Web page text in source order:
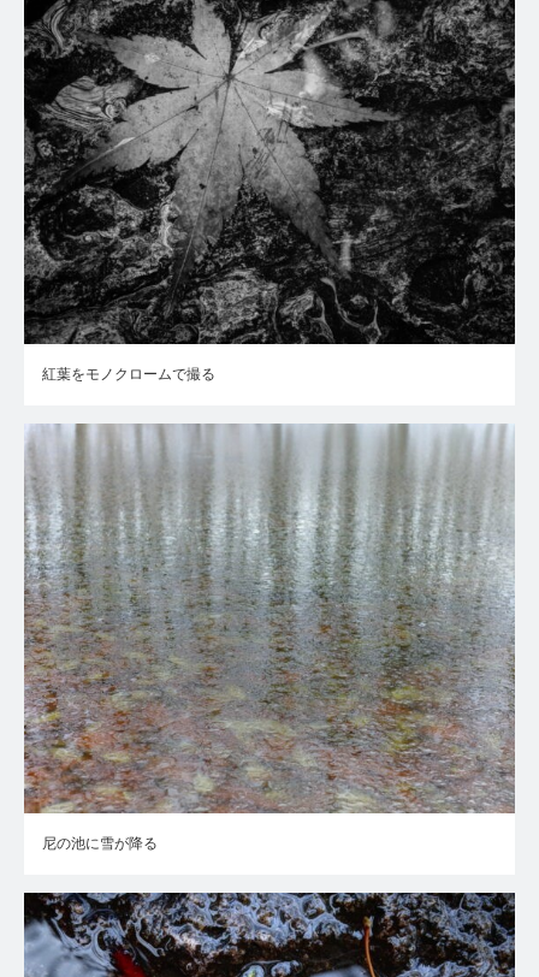
紅葉をモノクロームで撮る
尼の池に雪が降る